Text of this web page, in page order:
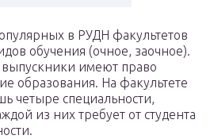
в РУДН факультетов
обучения (очное, заочное).
имеют право
образования. На факультете
четыре специальности,
из них требует от студента